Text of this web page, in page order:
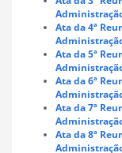
Ata da 4ª
Ata da 5ª
Ata da 6ª
Ata da 7ª
Ata da 8ª